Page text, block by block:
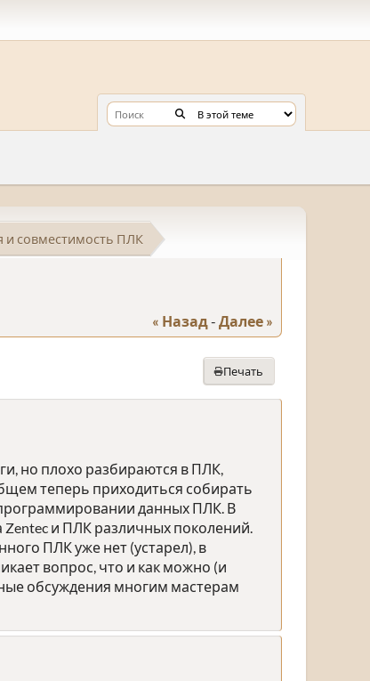
и совместимость ПЛК
« Назад - Далее »
Печать
но плохо разбираются в ПЛК,
теперь приходиться собирать
данных ПЛК. В
и ПЛК различных поколений.
ПЛК уже нет (устарел), в
вопрос, что и как можно (и
обсуждения многим мастерам